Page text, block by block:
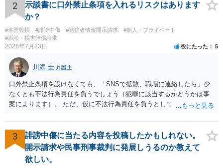
2
示談書に口外禁止条項を入れるリスクはあります
か？
#名誉毀損 #誹謗中傷 #発信者情報開示請求
#個人・プライベート
#訴訟・損害賠償請求
2026年7月23日 役にたった 5
川添 圭 弁護士
口外禁止条項を設けなくても、「SNSで拡散、職場に連絡したら」少
なくとも不法行為責任を負うでしょう（犯罪に該当するかどうかは事
案によります）。 ただ、仮に不法行為責任を負うとしても、違約金を
（日本の裁判所が認定する慰謝料は、到底被害感情を満足させられる
ような金額ではありません）。そのため、口外禁止条項とともに口外
した場合の違約金（100～200万円程度）を定めることには、大きな意
味と抑止力があります。 逆に、口外禁止条項を設けると、正当な理由
がある場合を除いて第三者へ情報開示ができなくなります。そのた
3
誹謗中傷に当たる内容を投稿したかもしれない。
開示請求や民事刑事裁判に発展しうるのか教えて
欲しい。